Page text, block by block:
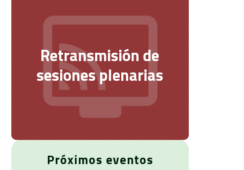
Retransmisión de
sesiones plenarias
Próximos eventos